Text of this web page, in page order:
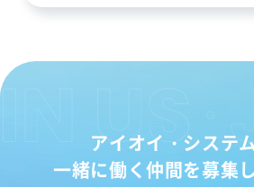
アイオイ・システ
一緒に働く仲間を募集